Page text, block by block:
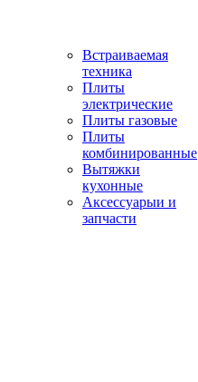
Встраиваемая
техника
Плиты
электрические
Плиты газовые
Плиты
комбинированные
Вытяжки
кухонные
Аксессуарыи и
запчасти